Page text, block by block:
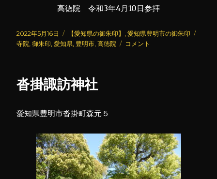
高徳院 令和3年4月10日参拝
投
稿
2022年5月16日
カ
テ
【愛知県の御朱印】 ,愛知県豊明市の御朱印
寺院 ,御朱印 ,愛知県 豊明市 ,高徳院
高
コメント
沓掛諏訪神社
愛知県豊明市沓掛町森元５